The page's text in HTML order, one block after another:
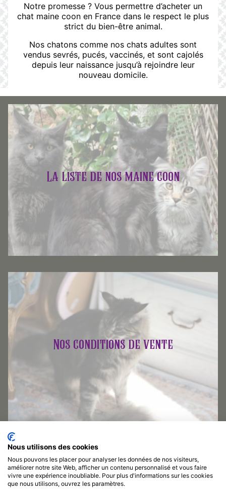
Notre promesse ? Vous permettre d’acheter un
chat maine coon en France dans le respect le plus
strict du bien-être animal.
Nos chatons comme nos chats adultes sont
vendus sevrés, pucés, vaccinés, et sont cajolés
depuis leur naissance jusqu’à rejoindre leur
nouveau domicile.
La liste de nos maine coon
Nos conditions de vente
Nous utilisons des cookies
Nous pouvons les placer pour analyser les données de nos visiteurs,
améliorer notre site Web, afficher un contenu personnalisé et vous faire
vivre une expérience inoubliable. Pour plus d'informations sur les cookies
que nous utilisons, ouvrez les paramètres.